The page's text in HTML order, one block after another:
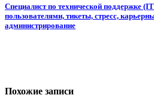
Специалист по технической поддержке
пользователями, тикеты, стресс,
администрирование
Похожие записи